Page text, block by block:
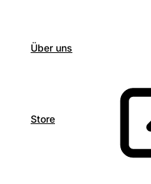
Über uns
Store